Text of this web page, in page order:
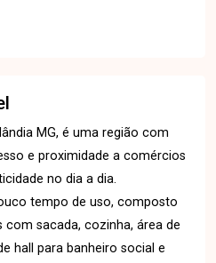
MG, é uma região com
e proximidade a comércios
no dia a dia.
tempo de uso, composto
sacada, cozinha, área de
hall para banheiro social e